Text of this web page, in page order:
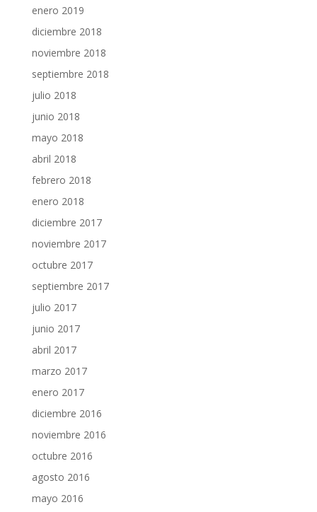
enero 2019
diciembre 2018
noviembre 2018
septiembre 2018
julio 2018
junio 2018
mayo 2018
abril 2018
febrero 2018
enero 2018
diciembre 2017
noviembre 2017
octubre 2017
septiembre 2017
julio 2017
junio 2017
abril 2017
marzo 2017
enero 2017
diciembre 2016
noviembre 2016
octubre 2016
agosto 2016
mayo 2016